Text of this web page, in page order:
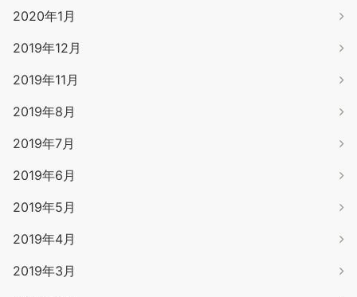
2020年1月
2019年12月
2019年11月
2019年8月
2019年7月
2019年6月
2019年5月
2019年4月
2019年3月